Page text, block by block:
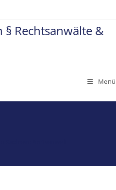
Rechtsanwälte &
Menü